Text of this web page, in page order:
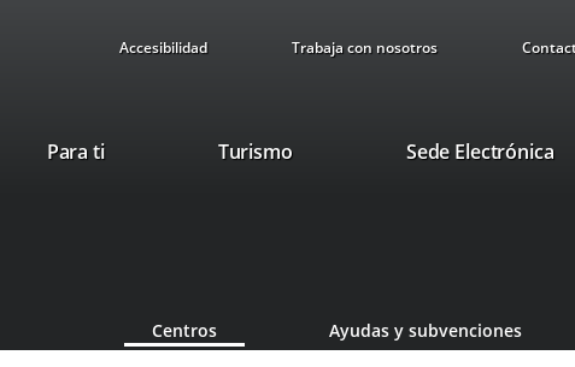
Accesibilidad Trabaja con nosotros
Para ti TurismoThis
Sede Electrónica
Centros Ayudas y subvenciones